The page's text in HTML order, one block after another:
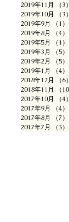
2019年11月
（3）
2019年10月
（3）
2019年9月
（1）
2019年8月
（4）
2019年5月
（1）
2019年3月
（5）
2019年2月
（5）
2019年1月
（4）
2018年12月
（6）
2018年11月
（10
2017年10月
（4）
2017年9月
（4）
2017年8月
（7）
2017年7月
（3）